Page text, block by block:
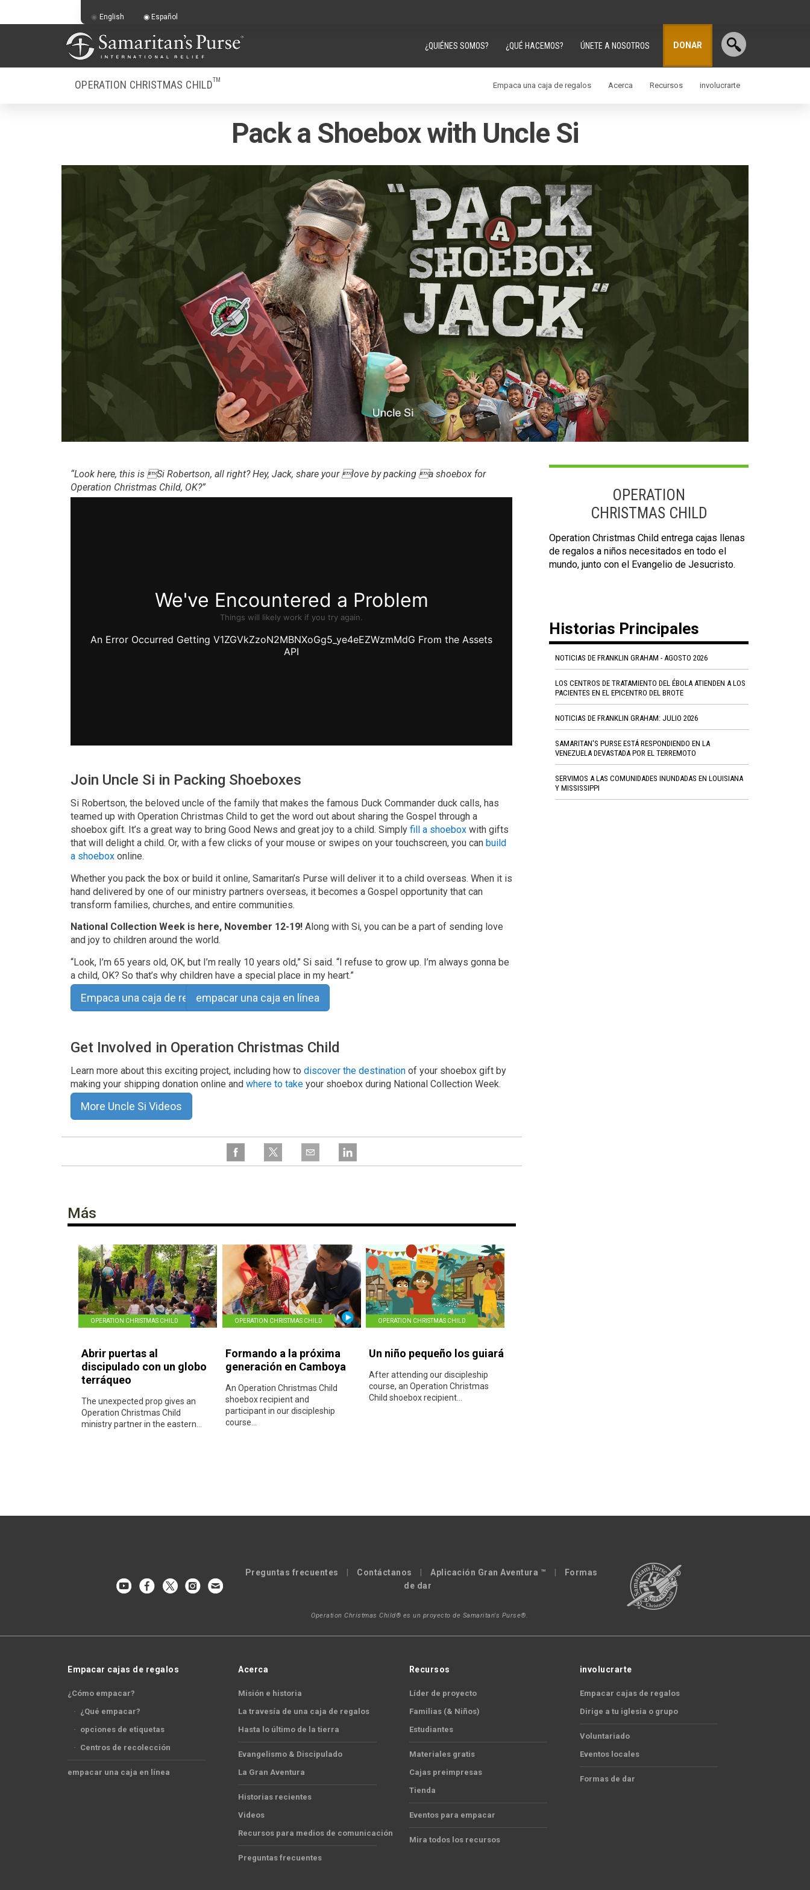
¿QUIÉNES SOMOS? ¿QUÉ HACEMOS? ÚNETE A NOSOTROS DONAR
OPERATION CHRISTMAS CHILDTM
Empaca una caja de regalos Acerca Recursos involucrarte
Pack a Shoebox with Uncle Si
“Look here, this is Si Robertson, all right? Hey, Jack, share your love by packing a shoebox for
Operation Christmas Child, OK?”
Join Uncle Si in Packing Shoeboxes
Si Robertson, the beloved uncle of the family that makes the famous Duck Commander duck calls, has
teamed up with Operation Christmas Child to get the word out about sharing the Gospel through a
shoebox gift. It’s a great way to bring Good News and great joy to a child. Simplyfill a shoebox with gifts
that will delight a child. Or, with a few clicks of your mouse or swipes on your touchscreen, you canbuild
a shoebox online.
Whether you pack the box or build it online, Samaritan’s Purse will deliver it to a child overseas. When it is
hand delivered by one of our ministry partners overseas, it becomes a Gospel opportunity that can
transform families, churches, and entire communities.
National Collection Week is here, November 12-19! Along with Si, you can be a part of sending love
and joy to children around the world.
“Look, I’m 65 years old, OK, but I’m really 10 years old,” Si said. “I refuse to grow up. I’m always gonna be
a child, OK? So that’s why children have a special place in my heart.”
Empaca una caja de regalosempacar una caja en línea
Get Involved in Operation Christmas Child
Learn more about this exciting project, including how todiscover the destination of your shoebox gift by
making your shipping donation online andwhere to take your shoebox during National Collection Week.
More Uncle Si Videos
Más
OPERATION CHRISTMAS CHILD
Abrir puertas al
discipulado con un globo
terráqueo
The unexpected prop gives an
Operation Christmas Child
ministry partner in the eastern...
OPERATION CHRISTMAS CHILD
Formando a la próxima
generación en Camboya
An Operation Christmas Child
shoebox recipient and
participant in our discipleship
course...
OPERATION CHRISTMAS CHILD
Un niño pequeño los guiará
After attending our discipleship
course, an Operation Christmas
Child shoebox recipient...
OPERATION
CHRISTMAS CHILD
Operation Christmas Child entrega cajas llenas
de regalos a niños necesitados en todo el
mundo, junto con el Evangelio de Jesucristo.
Historias Principales
NOTICIAS DE FRANKLIN GRAHAM - AGOSTO 2026
LOS CENTROS DE TRATAMIENTO DEL ÉBOLA ATIENDEN A LOS
PACIENTES EN EL EPICENTRO DEL BROTE
NOTICIAS DE FRANKLIN GRAHAM: JULIO 2026
SAMARITAN'S PURSE ESTÁ RESPONDIENDO EN LA
VENEZUELA DEVASTADA POR EL TERREMOTO
SERVIMOS A LAS COMUNIDADES INUNDADAS EN LOUISIANA
Y MISSISSIPPI
Preguntas frecuentes Contáctanos Aplicación Gran Aventura ™
Formas
de dar
Operation Christmas Child® es un proyecto de Samaritan's Purse®.
Empacar cajas de regalos
¿Cómo empacar?
· ¿Qué empacar?
· opciones de etiquetas
· Centros de recolección
empacar una caja en línea
Acerca
Misión e historia
La travesía de una caja de regalos
Hasta lo último de la tierra
Evangelismo & Discipulado
La Gran Aventura
Historias recientes
Videos
Recursos para medios de comunicación
Preguntas frecuentes
Recursos
Líder de proyecto
Familias (& Niños)
Estudiantes
Materiales gratis
Cajas preimpresas
Tienda
Eventos para empacar
Mira todos los recursos
involucrarte
Empacar cajas de regalos
Dirige a tu iglesia o grupo
Voluntariado
Eventos locales
Formas de dar
English Español